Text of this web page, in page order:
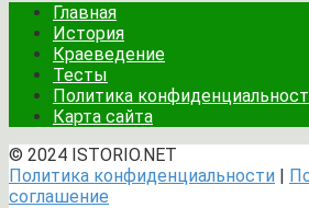
Главная
История
Краеведение
Тесты
Политика
Карта сайта
© 2024 ISTORIO.NET
Политика конфиденциальности |
соглашение